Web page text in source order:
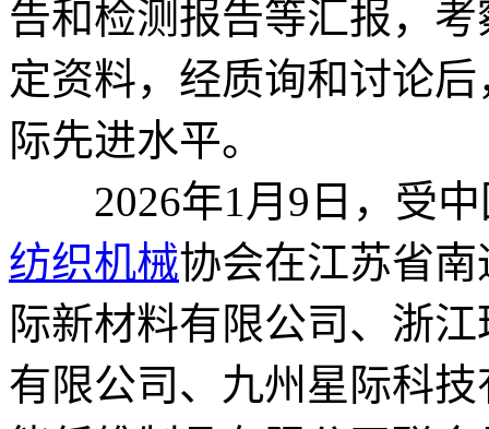
告和检测报告等汇报，
定资料，经质询和讨论
际先进水平。
2026年1月9日，受中
纺织机械协会在江苏省
际新材料有限公司、浙
有限公司、九州星际科